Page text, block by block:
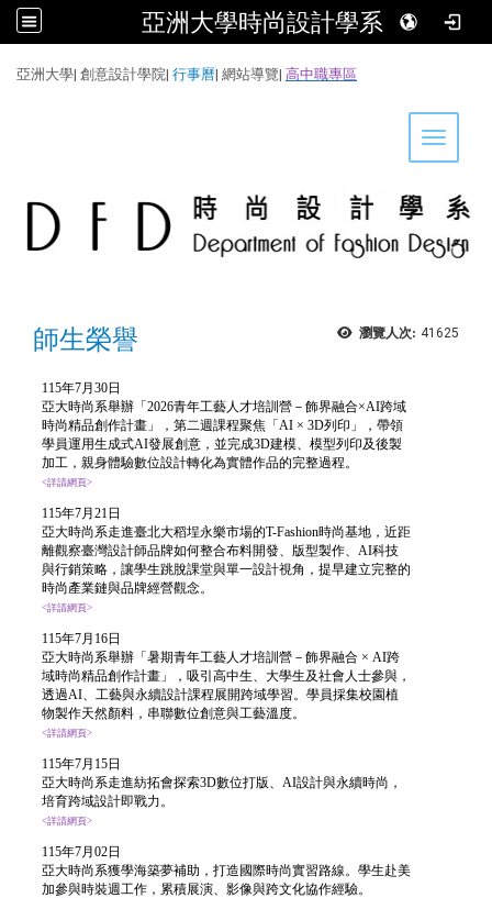
亞洲大學時尚設計學系
亞洲大學| 創意設計學院| 行事曆| 網站導覽| 高中職專區
Toggle
瀏覽人次: 41625
師生榮譽
115年7月30日
亞大時尚系舉辦「2026青年工藝人才培訓營－飾界融合×AI跨域
時尚精品創作計畫」，第二週課程聚焦「AI × 3D列印」，帶領
學員運用生成式AI發展創意，並完成3D建模、模型列印及後製
加工，親身體驗數位設計轉化為實體作品的完整過程。
<詳請網頁>
115年7月21日
亞大時尚系走進臺北大稻埕永樂市場的T-Fashion時尚基地，近距
離觀察臺灣設計師品牌如何整合布料開發、版型製作、AI科技
與行銷策略，讓學生跳脫課堂與單一設計視角，提早建立完整的
時尚產業鏈與品牌經營觀念。
<詳請網頁>
115年7月16日
亞大時尚系舉辦「暑期青年工藝人才培訓營－飾界融合 × AI跨
域時尚精品創作計畫」，吸引高中生、大學生及社會人士參與，
透過AI、工藝與永續設計課程展開跨域學習。學員採集校園植
物製作天然顏料，串聯數位創意與工藝溫度。
<詳請網頁>
115年7月15日
亞大時尚系走進紡拓會探索3D數位打版、AI設計與永續時尚，
培育跨域設計即戰力。
<詳請網頁>
115年7月02日
亞大時尚系獲學海築夢補助，打造國際時尚實習路線。學生赴美
加參與時裝週工作，累積展演、影像與跨文化協作經驗。